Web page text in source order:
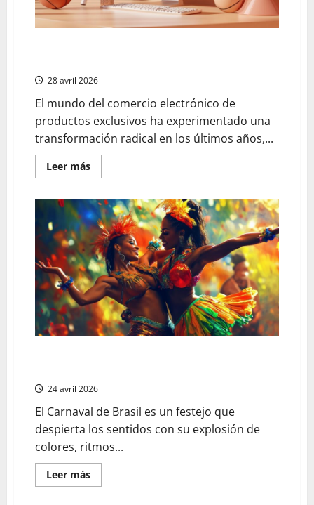
28 avril 2026
El mundo del comercio electrónico de
productos exclusivos ha experimentado una
transformación radical en los últimos años,...
Leer másEn
savoir
guía
para
mejorar
tu
experiencia
de
compras
en
línea
en
tiendas
de
lujo
24 avril 2026
El Carnaval de Brasil es un festejo que
despierta los sentidos con su explosión de
colores, ritmos...
Leer másEn
savoir